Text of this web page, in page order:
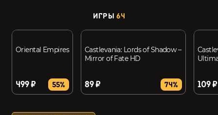
ИГРЫ 64
Oriental Empires
499 ₽ 55%
Castlevania: Lords of Shadow –
Mirror of Fate HD
89 ₽ 74% 109 ₽